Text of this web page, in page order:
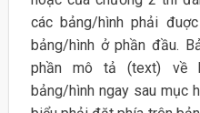
các bảng/hình phải
bảng/hình ở phần đầu.
phần mô tả (text) về
bảng/hình ngay sau mục